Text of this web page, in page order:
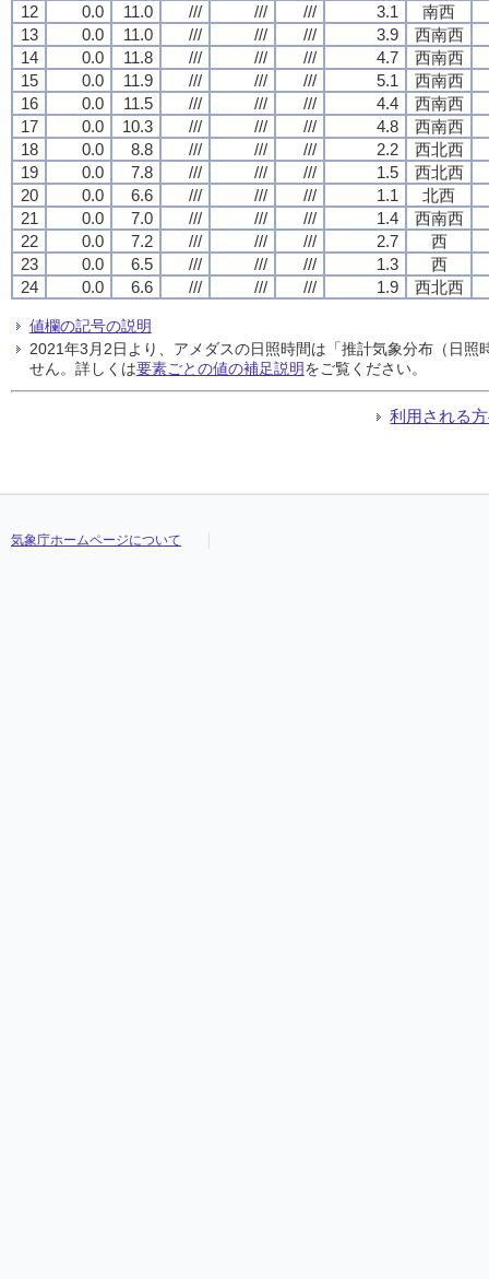
12
0.0 11.0 /// /// /// 3.1
南西
13
0.0 11.0 /// /// /// 3.9
西南西
14
0.0 11.8 /// /// /// 4.7
西南西
15
0.0 11.9 /// /// /// 5.1
西南西
16
0.0 11.5 /// /// /// 4.4
西南西
17
0.0 10.3 /// /// /// 4.8
西南西
18
0.0 8.8 /// /// /// 2.2
西北西
19
0.0 7.8 /// /// /// 1.5
西北西
20
0.0 6.6 /// /// /// 1.1
北西
21
0.0 7.0 /// /// /// 1.4
西南西
22
0.0 7.2 /// /// /// 2.7
西
23
0.0 6.5 /// /// /// 1.3
西
24
0.0 6.6 /// /// /// 1.9 西北西
値欄の記号の説明
2021年3月2日より、アメダスの日照時間は「推計気象分布（日
せん。詳しくは要素ごとの値の補足説明をご覧ください。
利用される
気象庁ホームページについて